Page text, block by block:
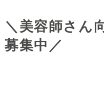
＼美容師さん
募集中／